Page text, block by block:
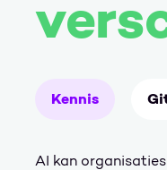
Kennis
AI kan